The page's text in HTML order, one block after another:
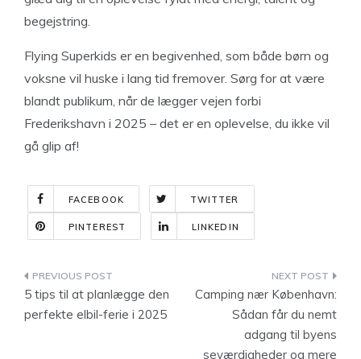
begejstring.
Flying Superkids er en begivenhed, som både børn og
voksne vil huske i lang tid fremover. Sørg for at være
blandt publikum, når de lægger vejen forbi
Frederikshavn i 2025 – det er en oplevelse, du ikke vil
gå glip af!
FACEBOOK TWITTER
PINTEREST LINKEDIN
Indlægsnavigation
5 tips til at planlægge den
perfekte elbil-ferie i 2025
Camping nær København:
Sådan får du nemt
adgang til byens
seværdigheder og mere